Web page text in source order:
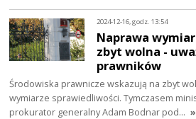
2024-12-16, godz. 13:54
Naprawa
zbyt wolna -
prawników
Środowiska prawnicze wskazują na zbyt
wymiarze sprawiedliwości. Tymczasem
prokurator generalny Adam Bodnar pod…